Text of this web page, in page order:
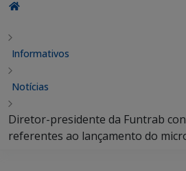
Informativos
Notícias
Diretor-presidente da Funtrab
referentes ao lançamento do